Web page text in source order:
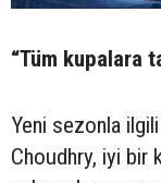
“Tüm kupalara
Yeni sezonla
Choudhry, iyi bir